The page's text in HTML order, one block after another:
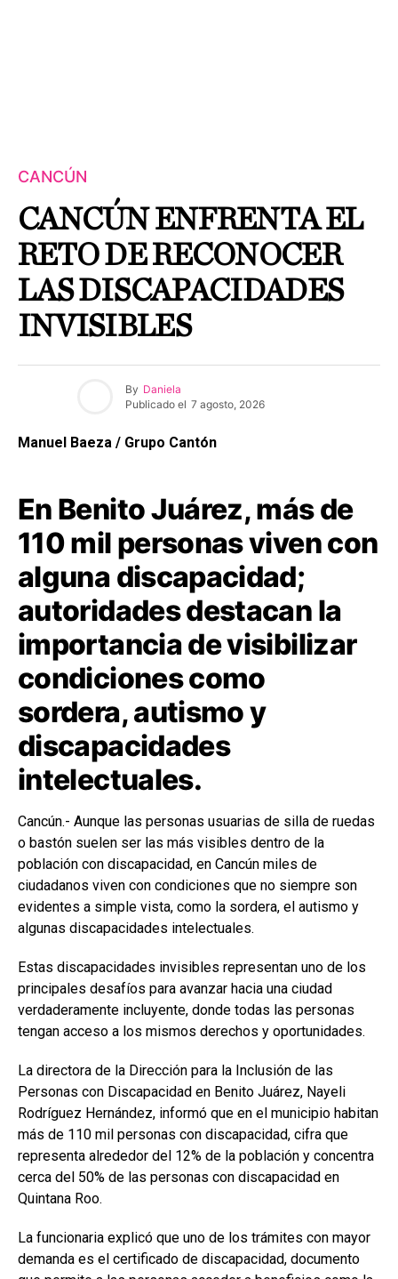
CANCÚN
CANCÚN ENFRENTA EL
RETO DE RECONOCER
LAS DISCAPACIDADES
INVISIBLES
By Daniela
Publicado el 7 agosto, 2026
Manuel Baeza / Grupo Cantón
En Benito Juárez, más de
110 mil personas viven con
alguna discapacidad;
autoridades destacan la
importancia de visibilizar
condiciones como
sordera, autismo y
discapacidades
intelectuales.
Cancún.- Aunque las personas usuarias de silla de ruedas
o bastón suelen ser las más visibles dentro de la
población con discapacidad, en Cancún miles de
ciudadanos viven con condiciones que no siempre son
evidentes a simple vista, como la sordera, el autismo y
algunas discapacidades intelectuales.
Estas discapacidades invisibles representan uno de los
principales desafíos para avanzar hacia una ciudad
verdaderamente incluyente, donde todas las personas
tengan acceso a los mismos derechos y oportunidades.
La directora de la Dirección para la Inclusión de las
Personas con Discapacidad en Benito Juárez, Nayeli
Rodríguez Hernández, informó que en el municipio habitan
más de 110 mil personas con discapacidad, cifra que
representa alrededor del 12% de la población y concentra
cerca del 50% de las personas con discapacidad en
Quintana Roo.
La funcionaria explicó que uno de los trámites con mayor
demanda es el certificado de discapacidad, documento